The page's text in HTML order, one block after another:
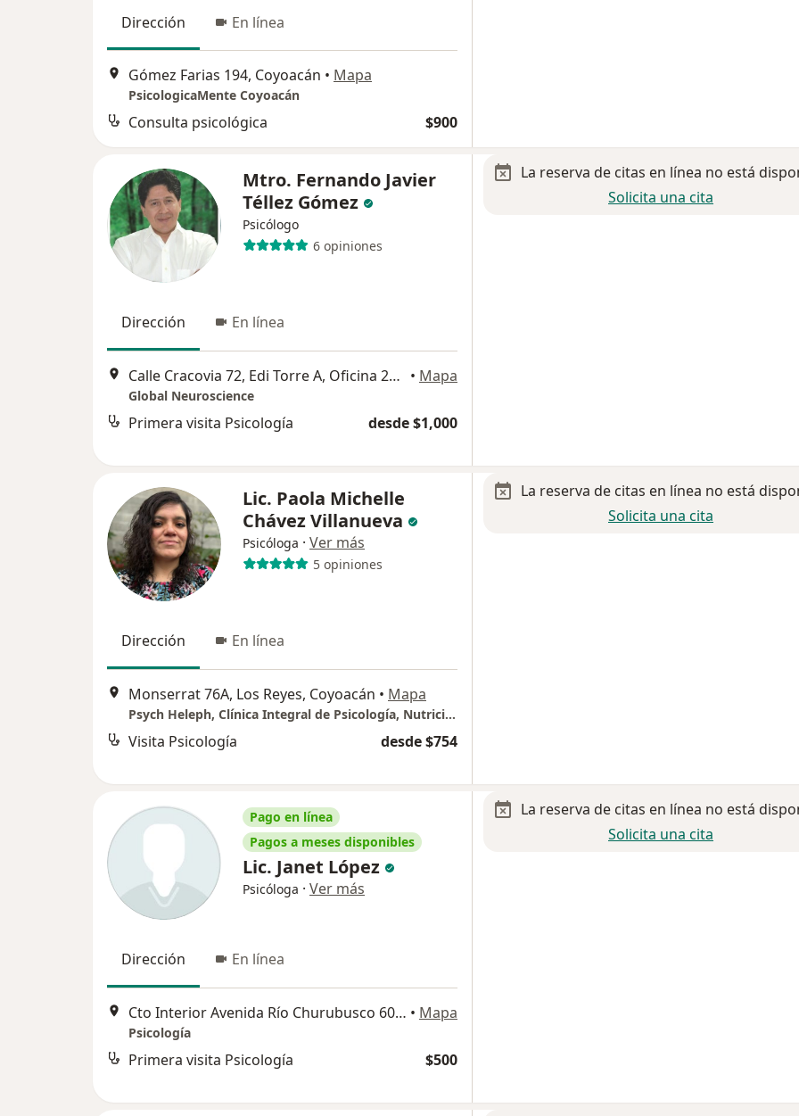
Dirección En línea
Gómez Farias 194, Coyoacán • Mapa
PsicologicaMente Coyoacán
Consulta psicológica $900
Mtro. Fernando Javier
Téllez Gómez
Psicólogo
6 opiniones
Dirección En línea
Calle Cracovia 72, Edi Torre A, Oficina 216, Álvaro Obregón • Mapa
Global Neuroscience
Primera visita Psicología desde $1,000
La reserva de citas en línea no está
Solicita una cita
Lic. Paola Michelle
Chávez Villanueva
Psicóloga · Ver más
5 opiniones
Dirección En línea
Monserrat 76A, Los Reyes, Coyoacán • Mapa
Psych Heleph, Clínica Integral de Psicología, Nutrición y Psiquiatría
Visita Psicología desde $754
La reserva de citas en línea no está
Solicita una cita
Pago en línea
Pagos a meses disponibles
Lic. Janet López
Psicóloga · Ver más
Dirección En línea
Cto Interior Avenida Río Churubusco 601, Benito Juárez • Mapa
Psicología
Primera visita Psicología $500
La reserva de citas en línea no está
Solicita una cita